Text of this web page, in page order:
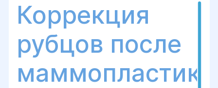
Коррекция
рубцов после
маммопластики